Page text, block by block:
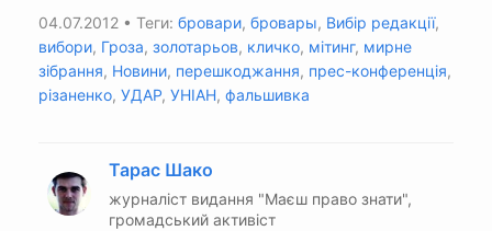
04.07.2012 • Теги: бровари, бровары, Вибір редакції,
вибори, Гроза, золотарьов, кличко, мітинг, мирне
зібрання, Новини, перешкоджання, прес-конференція,
різаненко, УДАР, УНІАН, фальшивка
Тарас Шако
журналіст видання "Маєш право знати",
громадський активіст